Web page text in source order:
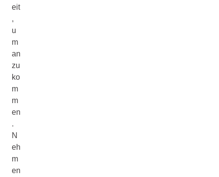
eit
,
u
m
an
zu
ko
m
m
en
.
N
eh
m
en